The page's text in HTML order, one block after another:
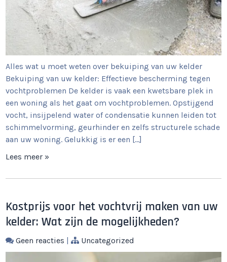
Alles wat u moet weten over bekuiping van uw kelder
Bekuiping van uw kelder: Effectieve bescherming tegen
vochtproblemen De kelder is vaak een kwetsbare plek in
een woning als het gaat om vochtproblemen. Opstijgend
vocht, insijpelend water of condensatie kunnen leiden tot
schimmelvorming, geurhinder en zelfs structurele schade
aan uw woning. Gelukkig is er een […]
Lees meer »
Kostprijs voor het vochtvrij maken van uw
kelder: Wat zijn de mogelijkheden?
Geen reacties | Uncategorized